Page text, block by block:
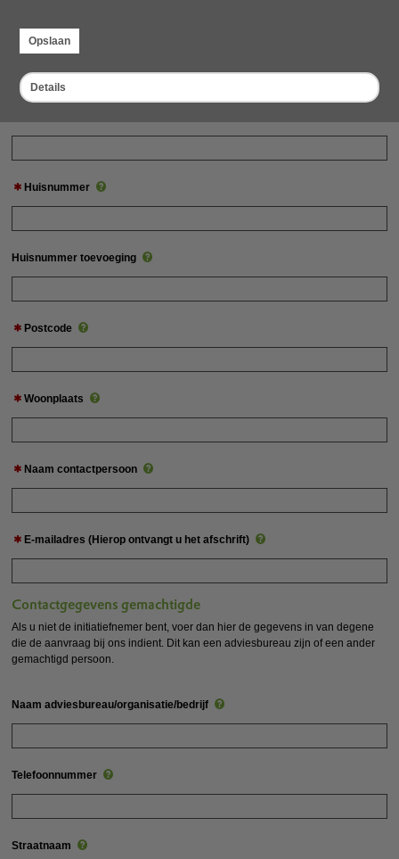
Opslaan
Details
Telefoonnummer
Huisnummer
Huisnummer toevoeging
Postcode
Woonplaats
Naam contactpersoon
E-mailadres (Hierop ontvangt u het afschrift)
Contactgegevens gemachtigde
Als u niet de initiatiefnemer bent, voer dan hier de gegevens in van degene
die de aanvraag bij ons indient. Dit kan een adviesbureau zijn of een ander
gemachtigd persoon.
Naam adviesbureau/organisatie/bedrijf
Telefoonnummer
Straatnaam